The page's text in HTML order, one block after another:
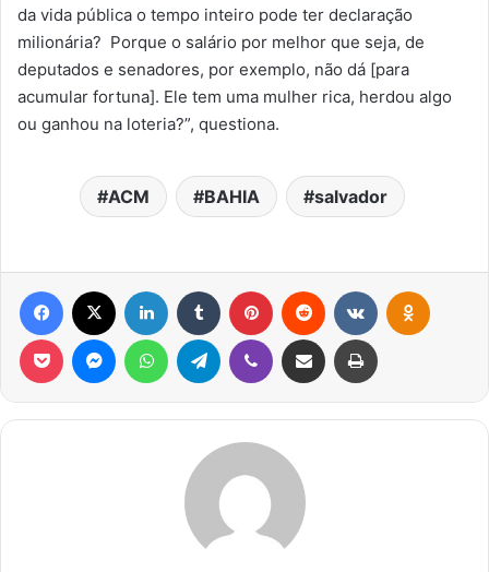
da vida pública o tempo inteiro pode ter declaração
milionária? Porque o salário por melhor que seja, de
deputados e senadores, por exemplo, não dá [para
acumular fortuna]. Ele tem uma mulher rica, herdou algo
ou ganhou na loteria?”, questiona.
ACM BAHIA salvador
Facebook Linkedin Tumblr Pinterest Reddit
Pocket MessengerWhatsAppTelegram Viber Compartilhar via e-mail Imprimir